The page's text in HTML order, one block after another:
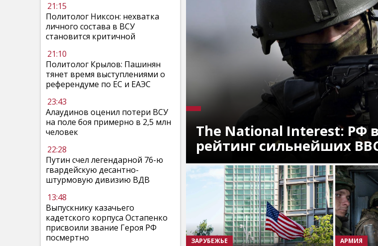
21:15
Политолог Никсон: нехватка
личного состава в ВСУ
становится критичной
21:10
Политолог Крылов: Пашинян
тянет время выступлениями о
референдуме по ЕС и ЕАЭС
23:43
Алаудинов оценил потери ВСУ
на поле боя примерно в 2,5 млн
человек
22:28
Путин счел легендарной 76-ю
гвардейскую десантно-
штурмовую дивизию ВДВ
13:48
Выпускнику казачьего
кадетского корпуса Остапенко
присвоили звание Героя РФ
посмертно
The National Interest: РФ
рейтинг сильнейших
ЗАРУБЕЖЬЕ АРМИЯ